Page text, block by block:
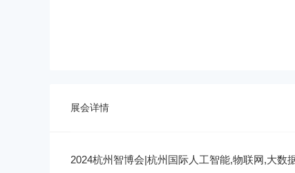
展会详情
2024杭州智博会|杭州国际人工智能,物联网,大数